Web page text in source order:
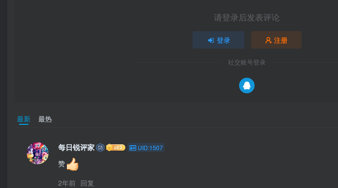
请登录后发表评论
登录 注册
社交账号登录
最新 最热
每日锐评家 UID:1507
赞
2年前 回复